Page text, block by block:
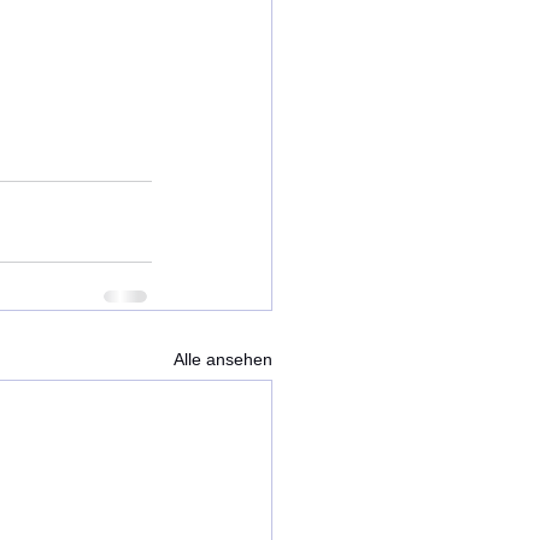
Alle ansehen